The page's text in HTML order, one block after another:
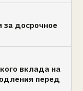
за досрочное
вклада на
перед